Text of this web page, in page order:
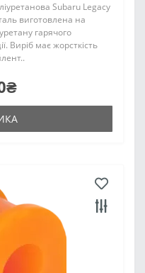
Subaru Legacy
виготовлена на
гарячого
Виріб має жорсткість